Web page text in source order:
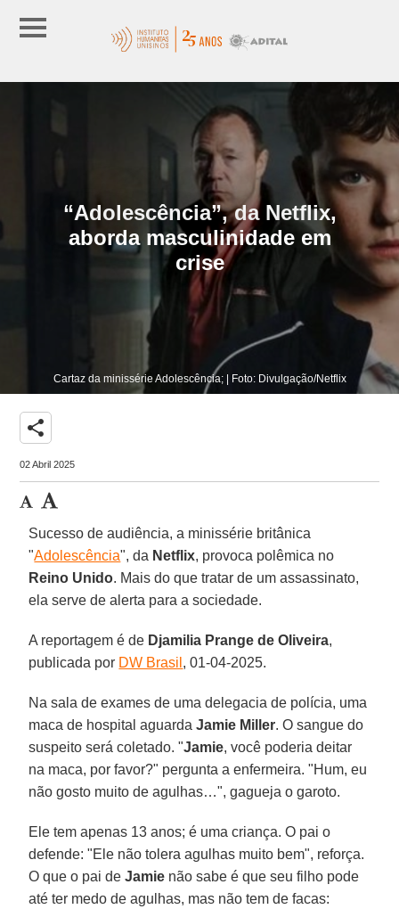
“Adolescência”, da Netflix,
aborda masculinidade em
crise
Cartaz da minissérie Adolescência; | Foto: Divulgação/Netflix
share
02 Abril 2025
Sucesso de audiência, a minissérie britânica
"Adolescência", da Netflix, provoca polêmica no
Reino Unido. Mais do que tratar de um assassinato,
ela serve de alerta para a sociedade.
A reportagem é de Djamilia Prange de Oliveira,
publicada por DW Brasil , 01-04-2025.
Na sala de exames de uma delegacia de polícia, uma
maca de hospital aguardaJamie Miller. O sangue do
suspeito será coletado. "Jamie, você poderia deitar
na maca, por favor?" pergunta a enfermeira. "Hum, eu
não gosto muito de agulhas…", gagueja o garoto.
Ele tem apenas 13 anos; é uma criança. O pai o
defende: "Ele não tolera agulhas muito bem", reforça.
O que o pai deJamie não sabe é que seu filho pode
até ter medo de agulhas, mas não tem de facas: